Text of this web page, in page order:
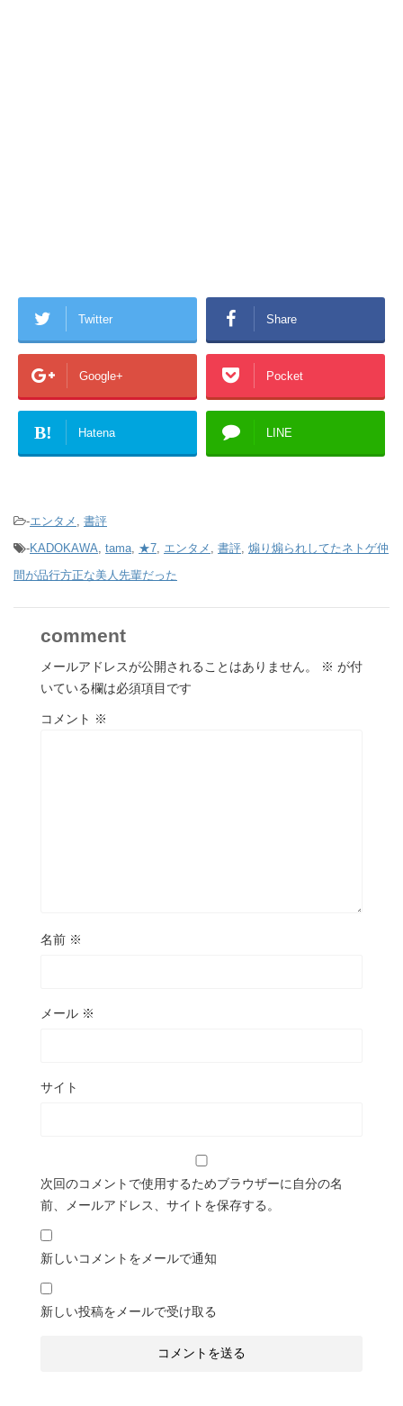
Twitter Share
Google+ Pocket
B! Hatena LINE
-エンタメ , 書評
-KADOKAWA, tama, ★7, エンタメ , 書評, 煽り煽られしてたネトゲ仲
間が品行方正な美人先輩だった
comment
メールアドレスが公開されることはありません。 ※ が付
いている欄は必須項目です
コメント ※
名前 ※
メール ※
サイト
次回のコメントで使用するためブラウザーに自分の名
前、メールアドレス、サイトを保存する。
新しいコメントをメールで通知
新しい投稿をメールで受け取る